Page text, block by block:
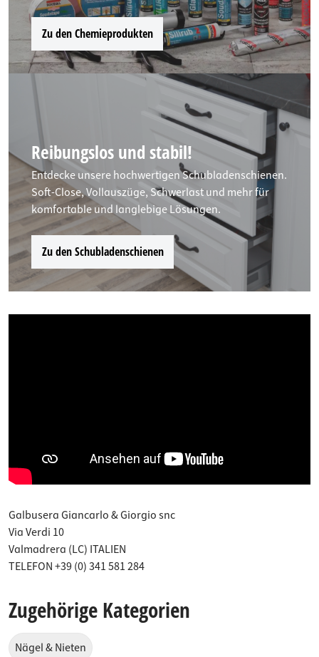
Zu den Chemieprodukten
Reibungslos und stabil!
Entdecke unsere hochwertigen Schubladenschienen.
Soft-Close, Vollauszüge, Schwerlast und mehr für
komfortable und langlebige Lösungen.
Zu den Schubladenschienen
Galbusera Giancarlo & Giorgio snc
Via Verdi 10
Valmadrera (LC) ITALIEN
TELEFON +39 (0) 341 581 284
Zugehörige Kategorien
Nägel & Nieten